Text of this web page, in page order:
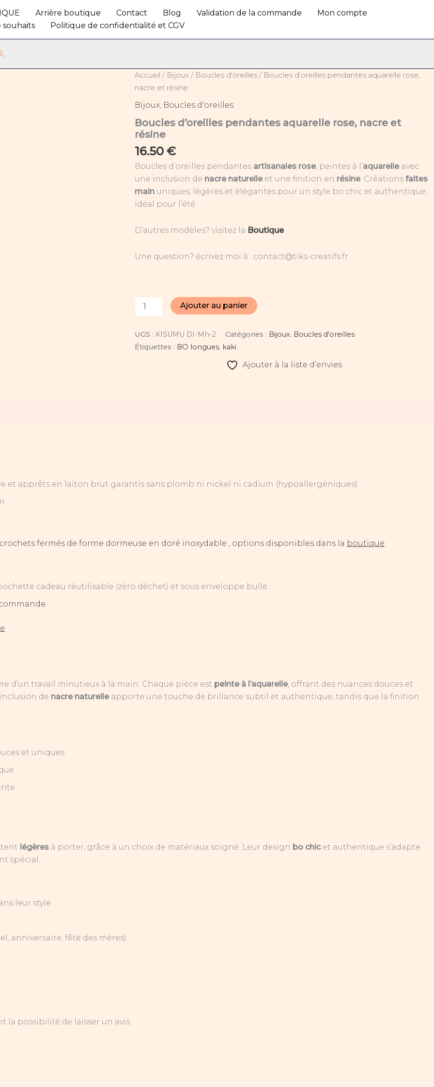
Arrière boutique Contact Blog Validation de la commande
Mon compte
souhaits Politique de confidentialité et CGV
Accueil / Bijoux / Boucles d'oreilles/ Boucles d’oreilles pendantes aquarelle rose,
nacre et résine
Bijoux, Boucles d'oreilles
Boucles d’oreilles pendantes aquarelle rose, nacre et
résine
16.50 €
Boucles d’oreilles pendantes artisanales rose, peintes à l’aquarelleavec
une inclusion de nacre naturelleet une finition en résine. Créations faites
mainuniques, légères et élégantes pour un style bo chic et authentique,
idéal pour l’été
D’autres modèles? visitez la Boutique
Une question? écrivez moi à : contact@tiks-creatifs.fr
quantité
Boucles
d’oreilles
pendantes
aquarelle
rose,
et
Ajouter au panier
UGS : KISUMU DI-Mh-2 Catégories : Bijoux, Boucles d'oreilles
Étiquettes : BO longues, kaki
Ajouter à la liste d’envies
et apprêts en laiton brut garantis sans plomb ni nickel ni cadium (hypoallergéniques).
fermés de forme dormeuse en doré inoxydable , options disponibles dans la boutique
cadeau réutilisable (zéro déchet) et sous enveloppe bulle .
d’un travail minutieux à la main. Chaque pièce est peinte à l’aquarelle, offrant des nuances douces et
de nacre naturelle apporte une touche de brillance subtil et authentique, tandis que la finition
et uniques
légères à porter, grâce à un choix de matériaux soigné. Leur design bo chicet authentique s’adapte
spécial.
leur style
anniversaire, fête des mères)
la possibilité de laisser un avis.
aquarelle
et